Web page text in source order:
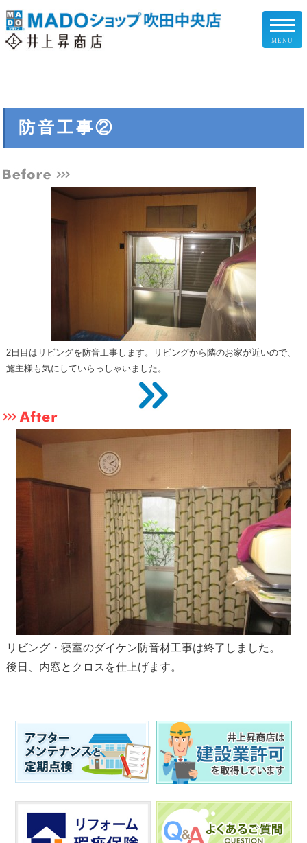
リフォームの流れ
企業情報
スタッフ紹介
スタッフブログ
住まいのお悩み解決策
お問い合わせ
よくある質問
サイトマップ
MENU
防音工事②
2日目はリビングを防音工事します。リビングから隣のお家が近いので、
施主様も気にしていらっしゃいました。
リビング・寝室のダイケン防音材工事は終了しました。
後日、内窓とクロスを仕上げます。